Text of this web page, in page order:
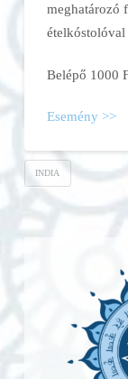
meghatározó
Belépő 1000
Esemény >>
INDIA